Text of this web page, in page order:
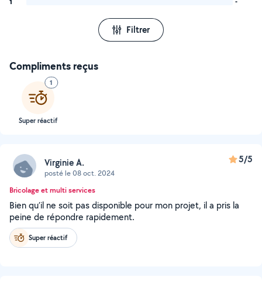
Filtrer
Compliments reçus
1
Super réactif
Virginie A.
posté le 08 oct. 2024
5/5
Bricolage et multi services
Bien qu’il ne soit pas disponible pour mon projet, il a pris la
peine de répondre rapidement.
Super réactif